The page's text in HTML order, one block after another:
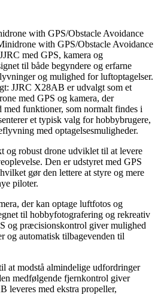
with GPS/Obstacle Avoidance
med GPS, kamera og
til både begyndere og erfarne
og mulighed for luftoptagelser.
JJRC X28AB er udvalgt som et
med GPS og kamera, der
funktioner, som normalt findes i
et typisk valg for hobbybrugere,
med optagelsesmuligheder.
og robust drone udviklet til at levere
Den er udstyret med GPS
gør den lettere at styre og mere
piloter.
der kan optage luftfotos og
til hobbyfotografering og rekreativ
og præcisionskontrol giver mulighed
og automatisk tilbagevenden til
at modstå almindelige udfordringer
medfølgende fjernkontrol giver
leveres med ekstra propeller,